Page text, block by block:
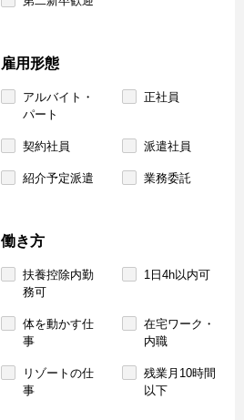
雇用形態
アルバイト・
パート
正社員
契約社員 派遣社員
紹介予定派遣 業務委託
働き方
扶養控除内勤
務可
1日4h以内可
体を動かす仕
事
在宅ワーク・
内職
リゾートの仕
事
残業月10時間
以下